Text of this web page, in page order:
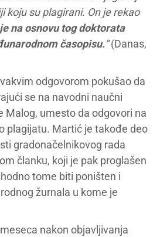
koju su plagirani. On je rekao
na osnovu tog doktorata
časopisu.“(Danas,
odgovorom pokušao da
se na navodni naučni
Malog, umesto da odgovori na
plagijatu. Martić je takođe deo
gradonačelnikovog rada
članku, koji je pak proglašen
tome biti poništen i
žurnala u kome je
nakon objavljivanja